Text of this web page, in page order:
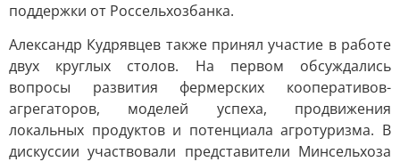
поддержки от Россельхозбанка.
Александр Кудрявцев также принял участие в работе
двух круглых столов. На первом обсуждались
вопросы развития фермерских кооперативов-
агрегаторов, моделей успеха, продвижения
локальных продуктов и потенциала агротуризма. В
дискуссии участвовали представители Минсельхоза